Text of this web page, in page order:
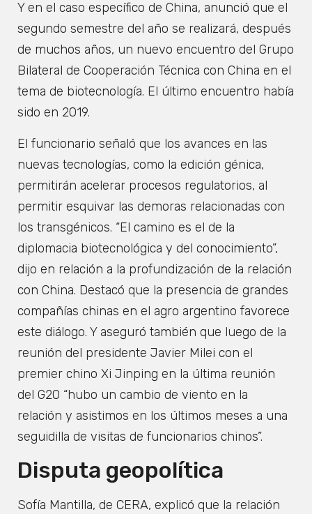
Y en el caso específico de China, anunció que el
segundo semestre del año se realizará, después
de muchos años, un nuevo encuentro del Grupo
Bilateral de Cooperación Técnica con China en el
tema de biotecnología. El último encuentro había
sido en 2019.
El funcionario señaló que los avances en las
nuevas tecnologías, como la edición génica,
permitirán acelerar procesos regulatorios, al
permitir esquivar las demoras relacionadas con
los transgénicos. “El camino es el de la
diplomacia biotecnológica y del conocimiento”,
dijo en relación a la profundización de la relación
con China. Destacó que la presencia de grandes
compañías chinas en el agro argentino favorece
este diálogo. Y aseguró también que luego de la
reunión del presidente Javier Milei con el
premier chino Xi Jinping en la última reunión
del G20 “hubo un cambio de viento en la
relación y asistimos en los últimos meses a una
seguidilla de visitas de funcionarios chinos”.
Disputa geopolítica
Sofía Mantilla, de CERA, explicó que la relación